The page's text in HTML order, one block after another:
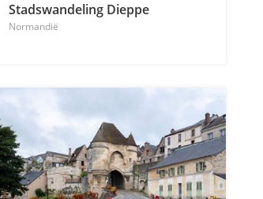
Stadswandeling Dieppe
Normandië